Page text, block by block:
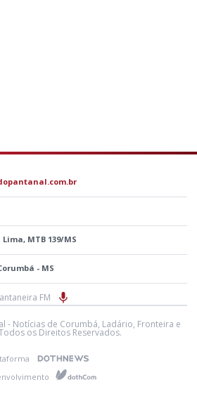
MTB 139/MS
- MS
FM
- Notícias de Corumbá, Ladário, Fronteira e
os Direitos Reservados.